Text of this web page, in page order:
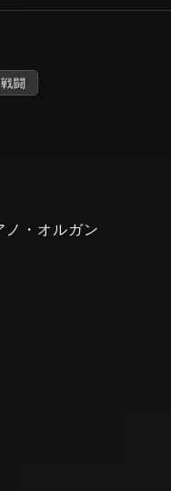
戦闘
ノ・オルガン